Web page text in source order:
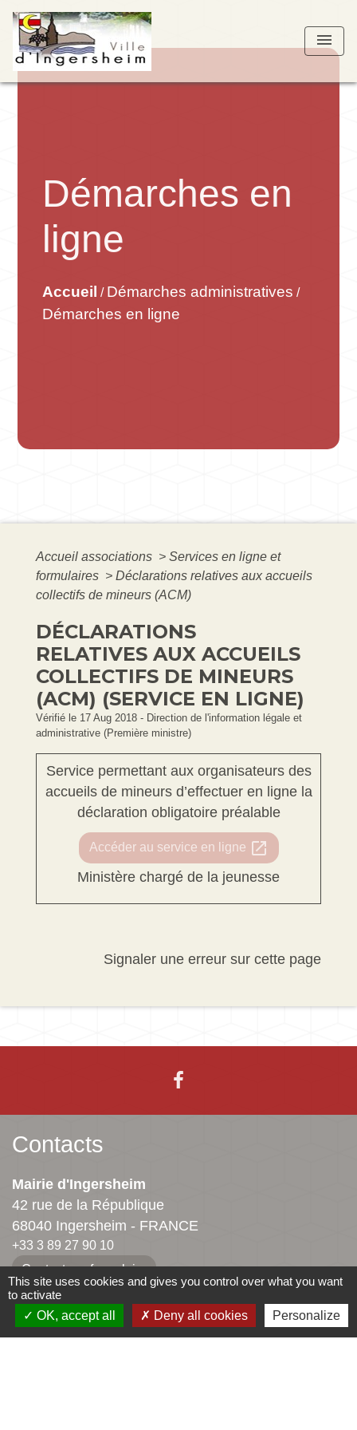
menu
Démarches en
ligne
Accueil / Démarches administratives /
Démarches en ligne
Accueil associations > Services en ligne et
formulaires > Déclarations relatives aux accueils
collectifs de mineurs (ACM)
DÉCLARATIONS
RELATIVES AUX ACCUEILS
COLLECTIFS DE MINEURS
(ACM) (SERVICE EN LIGNE)
Vérifié le 17 Aug 2018 - Direction de l'information légale et
administrative (Première ministre)
Service permettant aux organisateurs des
accueils de mineurs d’effectuer en ligne la
déclaration obligatoire préalable
Accéder au service en ligne open_in_new
Ministère chargé de la jeunesse
Signaler une erreur sur cette page
Contacts
Mairie d'Ingersheim
42 rue de la République
68040 Ingersheim - FRANCE
+33 3 89 27 90 10
Contact par formulaire
Jumelages
This site uses cookies and gives you control over what you want
to activate
OK, accept all
Deny all cookies Personalize